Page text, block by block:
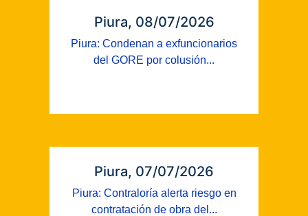
Piura, 08/07/2026
Piura: Condenan a exfuncionarios
del GORE por colusión...
Piura, 07/07/2026
Piura: Contraloría alerta riesgo en
contratación de obra del...